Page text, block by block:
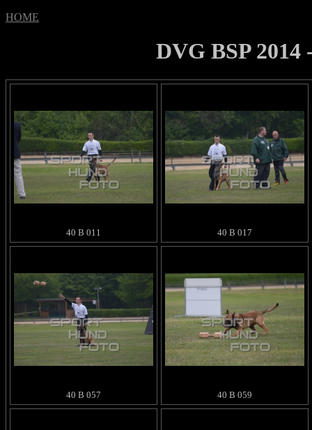
HOME
DVG BSP 2014
40 B 011 40 B 017
40 B 057 40 B 059